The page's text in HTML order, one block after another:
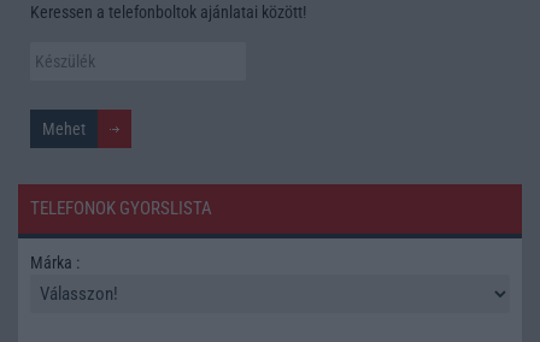
Keressen a telefonboltok ajánlatai között!
TELEFONOK GYORSLISTA
Márka :